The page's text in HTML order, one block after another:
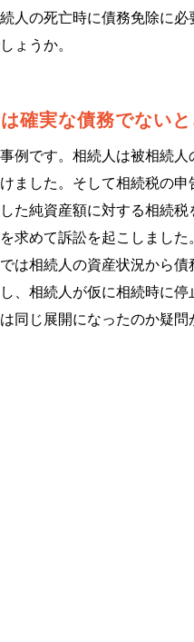
人の死亡時に債務免除に
ょうか。
確実な債務でないと
例です。相続人は被相続人
ました。そして相続税の
た純資産額に対する相続
求めて訴訟を起こしました。
は相続人の資産状況から債
、相続人が仮に相続時に
同じ展開になったのか疑問